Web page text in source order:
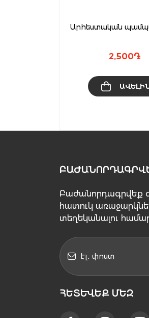
2,500֏
Բաժանորդագրվեք
հատուկ
տեղեկանալու
ՀԵՏԵՒԵՔ ՄԵԶ